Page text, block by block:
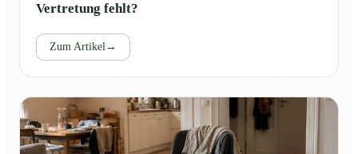
Vertretung fehlt?
Zum Artikel→